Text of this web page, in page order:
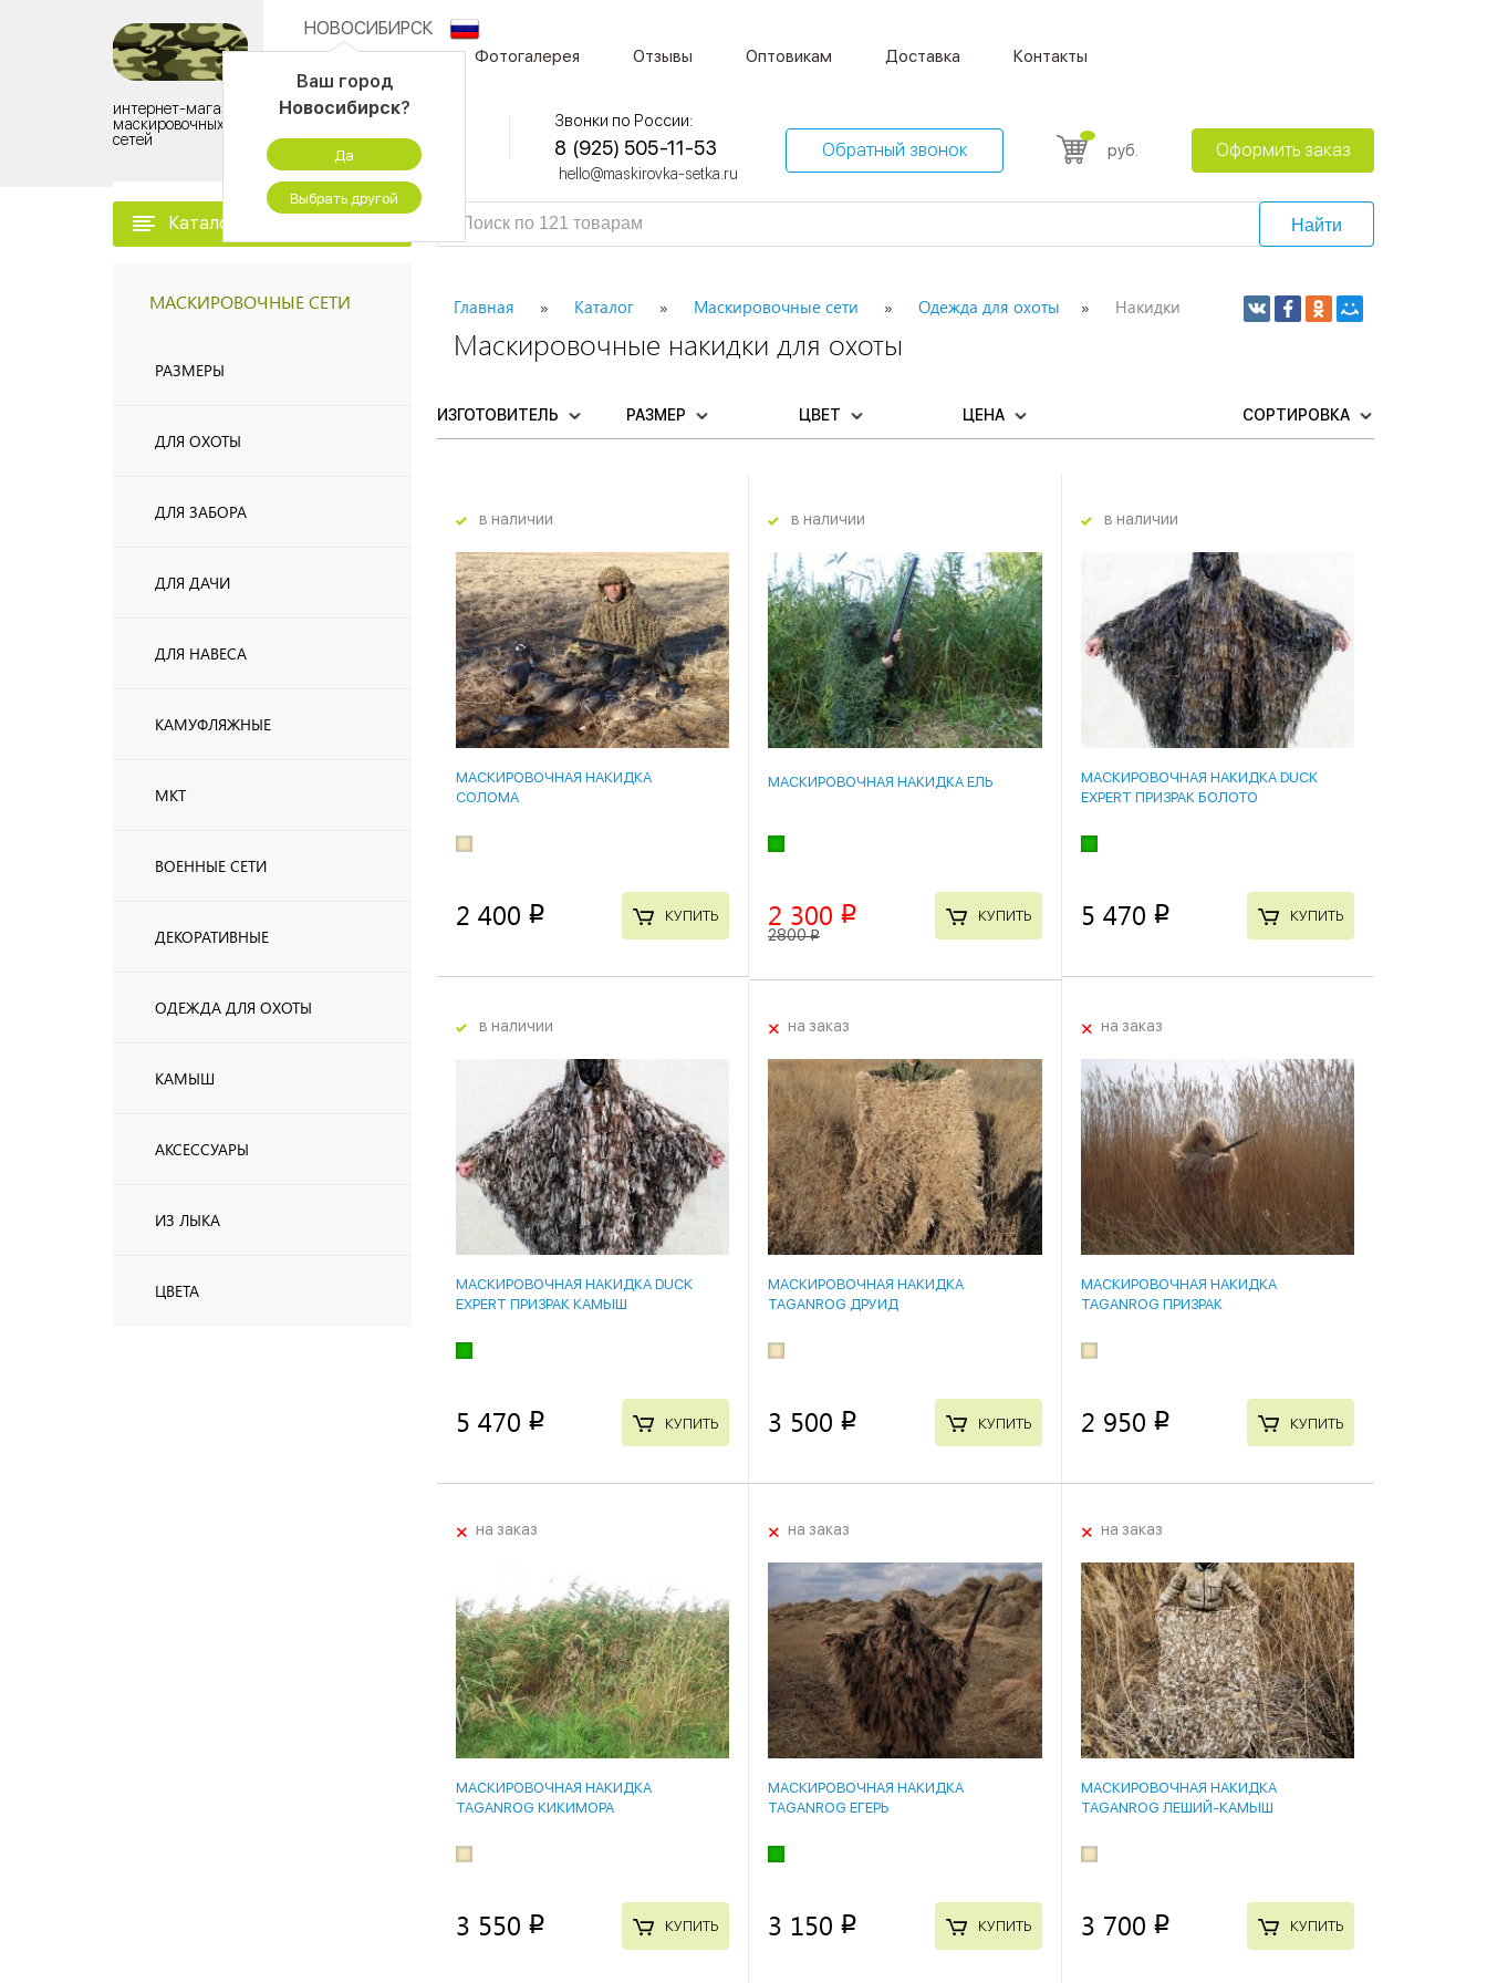
интернет-магазин
маскировочных
сетей
НОВОСИБИРСК
Ваш город
Новосибирск?
Да
Выбрать другой
О компании Фотогалерея Отзывы Оптовикам Доставка Контакты
Контактный центр:
8 (925) 505-11-53
ПН - ПТ 09:00 - 18:00
Звонки по России:
8 (925) 505-11-53
hello@maskirovka-setka.ru
Обратный звонок руб. Оформить заказ
Каталог товаров Найти
МАСКИРОВОЧНЫЕ СЕТИ
РАЗМЕРЫ
ДЛЯ ОХОТЫ
ДЛЯ ЗАБОРА
ДЛЯ ДАЧИ
ДЛЯ НАВЕСА
КАМУФЛЯЖНЫЕ
МКТ
ВОЕННЫЕ СЕТИ
ДЕКОРАТИВНЫЕ
ОДЕЖДА ДЛЯ ОХОТЫ
КАМЫШ
АКСЕССУАРЫ
ИЗ ЛЫКА
ЦВЕТА
Главная Каталог Маскировочные сети Одежда для охоты Накидки
Маскировочные накидки для охоты
ИЗГОТОВИТЕЛЬ РАЗМЕР ЦВЕТ ЦЕНА СОРТИРОВКА
в наличии
МАСКИРОВОЧНАЯ НАКИДКА
СОЛОМА
2 400 p КУПИТЬ
в наличии
18 %
МАСКИРОВОЧНАЯ НАКИДКА ЕЛЬ
2 300 p
2800p
КУПИТЬ
в наличии
МАСКИРОВОЧНАЯ НАКИДКА DUCK
EXPERT ПРИЗРАК БОЛОТО
5 470 p КУПИТЬ
в наличии
МАСКИРОВОЧНАЯ НАКИДКА DUCK
EXPERT ПРИЗРАК КАМЫШ
5 470 p КУПИТЬ
+на заказ
МАСКИРОВОЧНАЯ НАКИДКА
TAGANROG ДРУИД
3 500 p КУПИТЬ
+на заказ
МАСКИРОВОЧНАЯ НАКИДКА
TAGANROG ПРИЗРАК
2 950 p КУПИТЬ
+на заказ
МАСКИРОВОЧНАЯ НАКИДКА
TAGANROG КИКИМОРА
3 550 p КУПИТЬ
+на заказ
МАСКИРОВОЧНАЯ НАКИДКА
TAGANROG ЕГЕРЬ
3 150 p КУПИТЬ
+на заказ
МАСКИРОВОЧНАЯ НАКИДКА
TAGANROG ЛЕШИЙ-КАМЫШ
3 700 p КУПИТЬ